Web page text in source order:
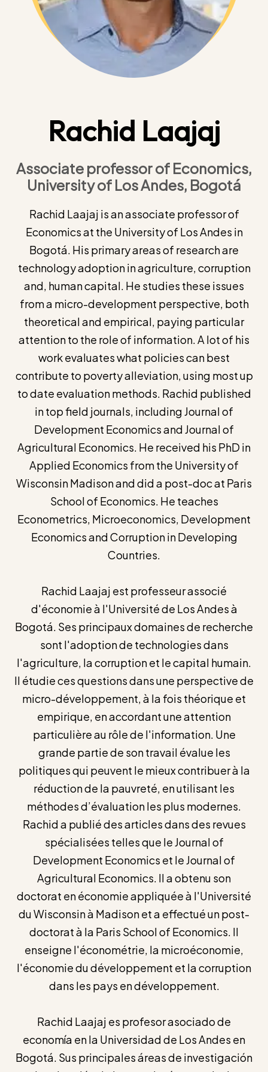
Rachid Laajaj
Associate professor of Economics,
University of Los Andes, Bogotá
Rachid Laajaj is an associate professor of
Economics at the University of Los Andes in
Bogotá. His primary areas of research are
technology adoption in agriculture, corruption
and, human capital. He studies these issues
from a micro-development perspective, both
theoretical and empirical, paying particular
attention to the role of information. A lot of his
work evaluates what policies can best
contribute to poverty alleviation, using most up
to date evaluation methods. Rachid published
in top field journals, including Journal of
Development Economics and Journal of
Agricultural Economics. He received his PhD in
Applied Economics from the University of
Wisconsin Madison and did a post-doc at Paris
School of Economics. He teaches
Econometrics, Microeconomics, Development
Economics and Corruption in Developing
Countries.
Rachid Laajaj est professeur associé
d'économie à l'Université de Los Andes à
Bogotá. Ses principaux domaines de recherche
sont l'adoption de technologies dans
l'agriculture, la corruption et le capital humain.
Il étudie ces questions dans une perspective de
micro-développement, à la fois théorique et
empirique, en accordant une attention
particulière au rôle de l'information. Une
grande partie de son travail évalue les
politiques qui peuvent le mieux contribuer à la
réduction de la pauvreté, en utilisant les
méthodes d’évaluation les plus modernes.
Rachid a publié des articles dans des revues
spécialisées telles que le Journal of
Development Economics et le Journal of
Agricultural Economics. Il a obtenu son
doctorat en économie appliquée à l'Université
du Wisconsin à Madison et a effectué un post-
doctorat à la Paris School of Economics. Il
enseigne l'économétrie, la microéconomie,
l'économie du développement et la corruption
dans les pays en développement.
Rachid Laajaj es profesor asociado de
economía en la Universidad de Los Andes en
Bogotá. Sus principales áreas de investigación